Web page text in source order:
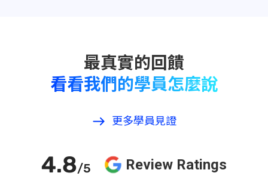
看看我們的學員怎麼說
更多學員見證
4.8/5 Review Ratings